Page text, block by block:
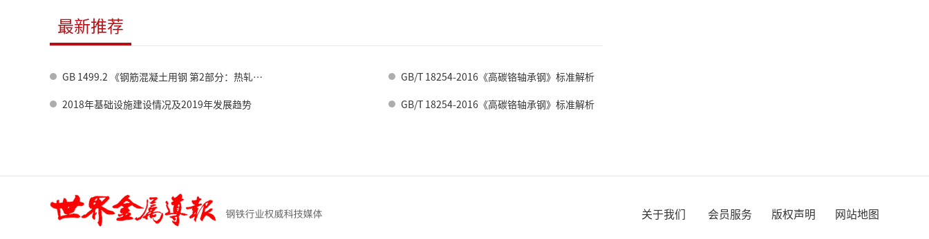
最新推荐
GB 1499.2 《钢筋混凝土用钢 第2部分：热轧带肋钢筋》标准修订情况 GB/T 18254-2016《高碳铬轴承钢》标准解析
2018年基础设施建设情况及2019年发展趋势 GB/T 18254-2016《高碳铬轴承钢》标准解析
关于我们 会员服务 版权声明 网站地图